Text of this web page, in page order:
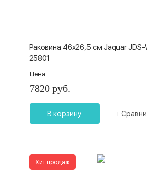
Раковина 46x26,5 см Jaquar JDS-
25801
Цена
7820 руб.
В корзину
Хит продаж